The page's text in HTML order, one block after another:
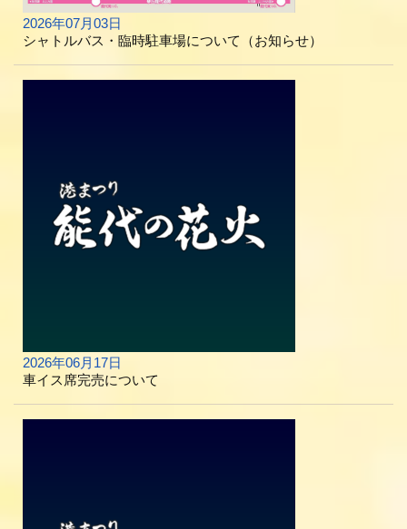
2026年07月03日
シャトルバス・臨時駐車場について（お知らせ）
2026年06月17日
車イス席完売について